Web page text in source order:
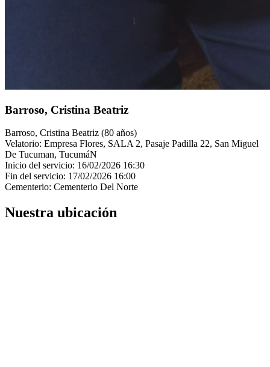
Barroso, Cristina Beatriz
Barroso, Cristina Beatriz (80 años)
Velatorio: Empresa Flores, SALA 2, Pasaje Padilla 22, San Miguel
De Tucuman, TucumáN
Inicio del servicio: 16/02/2026 16:30
Fin del servicio: 17/02/2026 16:00
Cementerio: Cementerio Del Norte
Nuestra ubicación